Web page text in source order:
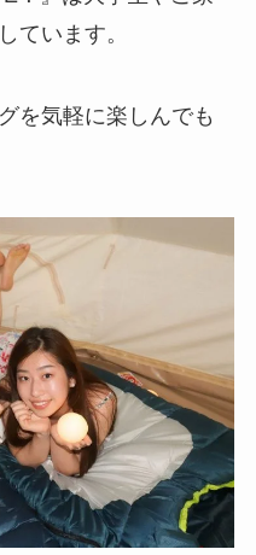
ています。
を気軽に楽しんでも